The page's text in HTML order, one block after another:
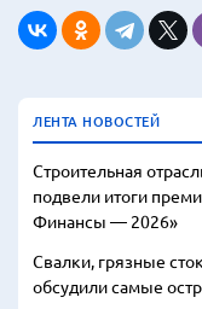
ЛЕНТА НОВОСТЕЙ
Строительная
подвели итоги
Финансы — 2026»
Свалки, грязные
обсудили самые